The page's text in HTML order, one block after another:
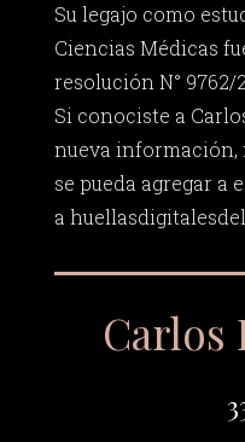
Su legajo como
Ciencias Médicas
resolución N° 9762/
Si conociste a
nueva información,
se pueda agregar a
a
Carlos